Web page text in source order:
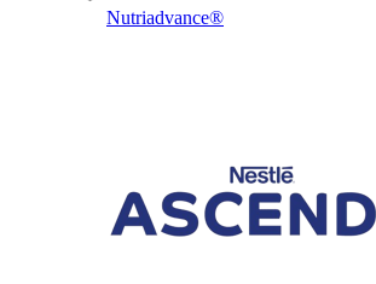
Nutriadvance®